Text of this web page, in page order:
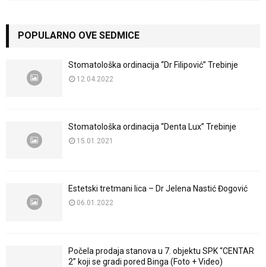
POPULARNO OVE SEDMICE
Stomatološka ordinacija “Dr Filipović” Trebinje
12.04.2022
Stomatološka ordinacija “Denta Lux” Trebinje
15.01.2021
Estetski tretmani lica – Dr Jelena Nastić Đogović
06.01.2022
Počela prodaja stanova u 7. objektu SPK “CENTAR
2” koji se gradi pored Binga (Foto + Video)